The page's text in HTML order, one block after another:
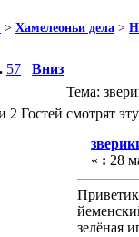
> Хамелеоньи дела >
57 Вниз
Тема:
2 Гостей смотрят
« : 28
Приветик
зелёная